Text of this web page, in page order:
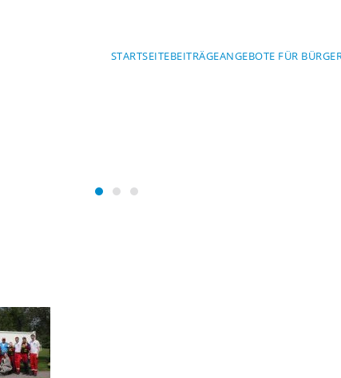
STARTSEITEBEITRÄGEANGEBOTE FÜR
Wasserwacht Bayern
Wasserwacht Bayern